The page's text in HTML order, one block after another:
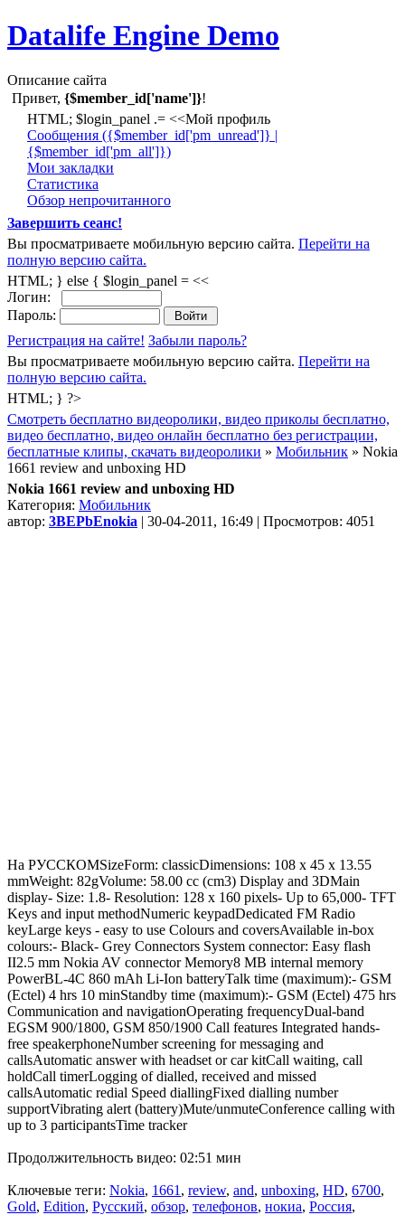
Datalife Engine Demo
Описание сайта
Привет, {$member_id['name']}!
HTML; $login_panel .= <<Мой профиль
Cообщения ({$member_id['pm_unread']} |
{$member_id['pm_all']})
Мои закладки
Статистика
Обзор непрочитанного
Завершить сеанс!
Вы просматриваете мобильную версию сайта. Перейти на
полную версию сайта.
HTML; } else { $login_panel = <<
Логин:
Пароль:
Регистрация на сайте! Забыли пароль?
Вы просматриваете мобильную версию сайта. Перейти на
полную версию сайта.
HTML; } ?>
Смотреть бесплатно видеоролики, видео приколы бесплатно,
видео бесплатно, видео онлайн бесплатно без регистрации,
бесплатные клипы, скачать видеоролики » Мобильник » Nokia
1661 review and unboxing HD
Nokia 1661 review and unboxing HD
Категория: Мобильник
автор: 3BEPbEnokia | 30-04-2011, 16:49 | Просмотров: 4051
На РУССКОМSizeForm: classicDimensions: 108 x 45 x 13.55
mmWeight: 82gVolume: 58.00 cc (cm3) Display and 3DMain
display- Size: 1.8- Resolution: 128 x 160 pixels- Up to 65,000- TFT
Keys and input methodNumeric keypadDedicated FM Radio
keyLarge keys - easy to use Colours and coversAvailable in-box
colours:- Black- Grey Connectors System connector: Easy flash
II2.5 mm Nokia AV connector Memory8 MB internal memory
PowerBL-4C 860 mAh Li-Ion batteryTalk time (maximum):- GSM
(Ectel) 4 hrs 10 minStandby time (maximum):- GSM (Ectel) 475 hrs
Communication and navigationOperating frequencyDual-band
EGSM 900/1800, GSM 850/1900 Call features Integrated hands-
free speakerphoneNumber screening for messaging and
callsAutomatic answer with headset or car kitCall waiting, call
holdCall timerLogging of dialled, received and missed
callsAutomatic redial Speed diallingFixed dialling number
supportVibrating alert (battery)Mute/unmuteConference calling with
up to 3 participantsTime tracker
Продолжительность видео: 02:51 мин
Ключевые теги: Nokia, 1661 , review, and, unboxing, HD, 6700,
Gold, Edition, Русский, обзор, телефонов, нокиа, Россия,